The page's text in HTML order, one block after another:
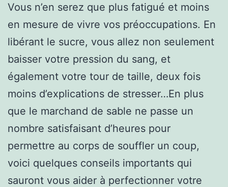
Vous n’en serez que plus fatigué et moins
en mesure de vivre vos préoccupations. En
libérant le sucre, vous allez non seulement
baisser votre pression du sang, et
également votre tour de taille, deux fois
moins d’explications de stresser…En plus
que le marchand de sable ne passe un
nombre satisfaisant d’heures pour
permettre au corps de souffler un coup,
voici quelques conseils importants qui
sauront vous aider à perfectionner votre